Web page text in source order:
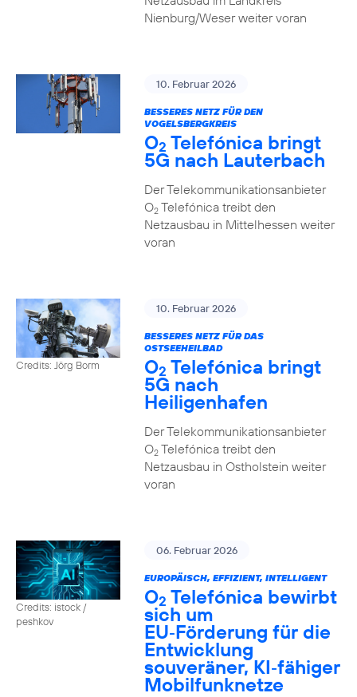
Nienburg/Weser weiter voran
10. Februar 2026
BESSERES NETZ FÜR DEN
VOGELSBERGKREIS
O2 Telefónica bringt
5G nach Lauterbach
Der Telekommunikationsanbieter
O2Telefónica treibt den
Netzausbau in Mittelhessen weiter
voran
Credits: Jörg Borm
10. Februar 2026
BESSERES NETZ FÜR DAS
OSTSEEHEILBAD
O2 Telefónica bringt
5G nach
Heiligenhafen
Der Telekommunikationsanbieter
O2Telefónica treibt den
Netzausbau in Ostholstein weiter
voran
Credits: istock /
peshkov
06. Februar 2026
EUROPÄISCH, EFFIZIENT, INTELLIGENT
O2 Telefónica bewirbt
sich um
EU‑Förderung für die
Entwicklung
souveräner, KI‑fähiger
Mobilfunknetze